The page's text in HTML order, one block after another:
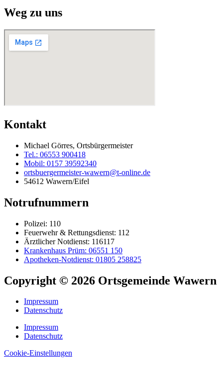
Weg zu uns
Kontakt
Michael Görres, Ortsbürgermeister
Tel.: 06553 900418
Mobil: 0157 39592340
ortsbuergermeister-wawern@t-online.de
54612 Wawern/Eifel
Notrufnummern
Polizei: 110
Feuerwehr & Rettungsdienst: 112
Ärztlicher Notdienst: 116117
Krankenhaus Prüm: 06551 150
Apotheken-Notdienst: 01805 258825
Copyright © 2026 Ortsgemeinde Wawern
Impressum
Datenschutz
Impressum
Datenschutz
Cookie-Einstellungen